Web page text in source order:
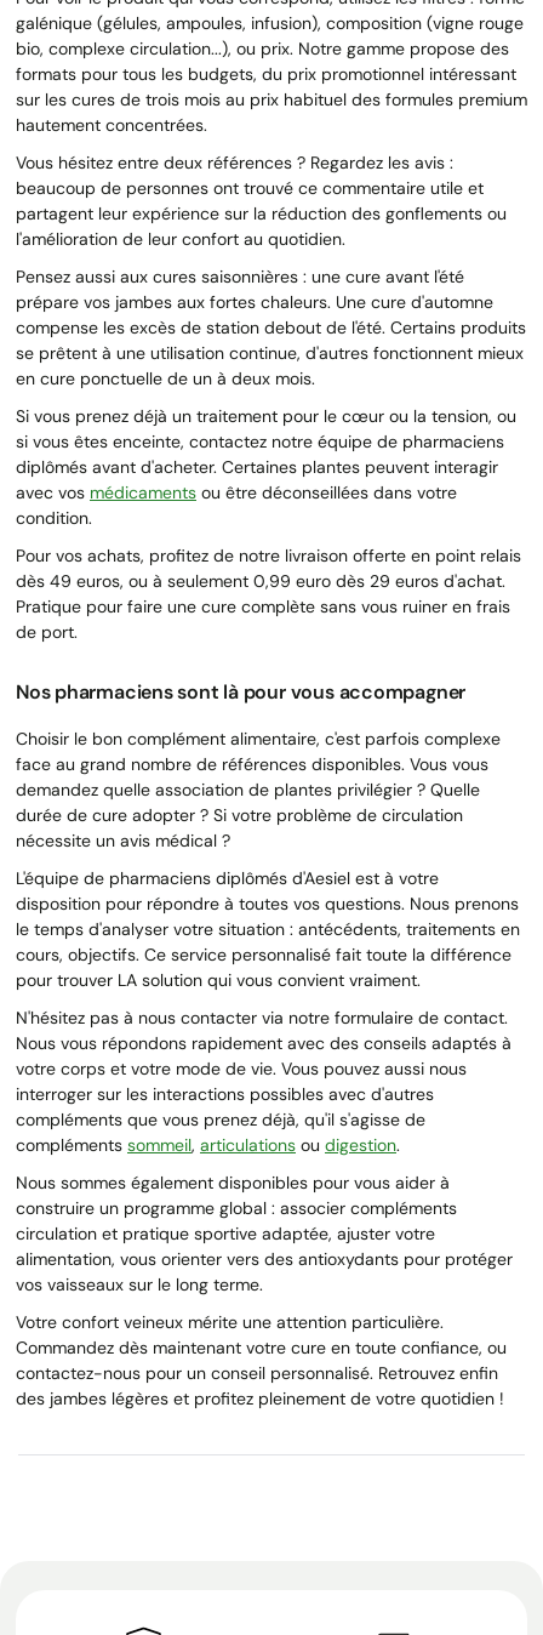
galénique (gélules, ampoules, infusion), composition (vigne rouge
bio, complexe circulation...), ou prix. Notre gamme propose des
formats pour tous les budgets, du prix promotionnel intéressant
sur les cures de trois mois au prix habituel des formules premium
hautement concentrées.
Vous hésitez entre deux références ? Regardez les avis :
beaucoup de personnes ont trouvé ce commentaire utile et
partagent leur expérience sur la réduction des gonflements ou
l'amélioration de leur confort au quotidien.
Pensez aussi aux cures saisonnières : une cure avant l'été
prépare vos jambes aux fortes chaleurs. Une cure d'automne
compense les excès de station debout de l'été. Certains produits
se prêtent à une utilisation continue, d'autres fonctionnent mieux
en cure ponctuelle de un à deux mois.
Si vous prenez déjà un traitement pour le cœur ou la tension, ou
si vous êtes enceinte, contactez notre équipe de pharmaciens
diplômés avant d'acheter. Certaines plantes peuvent interagir
avec vos médicaments ou être déconseillées dans votre
condition.
Pour vos achats, profitez de notre livraison offerte en point relais
dès 49 euros, ou à seulement 0,99 euro dès 29 euros d'achat.
Pratique pour faire une cure complète sans vous ruiner en frais
de port.
Nos pharmaciens sont là pour vous accompagner
Choisir le bon complément alimentaire, c'est parfois complexe
face au grand nombre de références disponibles. Vous vous
demandez quelle association de plantes privilégier ? Quelle
durée de cure adopter ? Si votre problème de circulation
nécessite un avis médical ?
L'équipe de pharmaciens diplômés d'Aesiel est à votre
disposition pour répondre à toutes vos questions. Nous prenons
le temps d'analyser votre situation : antécédents, traitements en
cours, objectifs. Ce service personnalisé fait toute la différence
pour trouver LA solution qui vous convient vraiment.
N'hésitez pas à nous contacter via notre formulaire de contact.
Nous vous répondons rapidement avec des conseils adaptés à
votre corps et votre mode de vie. Vous pouvez aussi nous
interroger sur les interactions possibles avec d'autres
compléments que vous prenez déjà, qu'il s'agisse de
compléments sommeil, articulations ou digestion.
Nous sommes également disponibles pour vous aider à
construire un programme global : associer compléments
circulation et pratique sportive adaptée, ajuster votre
alimentation, vous orienter vers des antioxydants pour protéger
vos vaisseaux sur le long terme.
Votre confort veineux mérite une attention particulière.
Commandez dès maintenant votre cure en toute confiance, ou
contactez-nous pour un conseil personnalisé. Retrouvez enfin
des jambes légères et profitez pleinement de votre quotidien !